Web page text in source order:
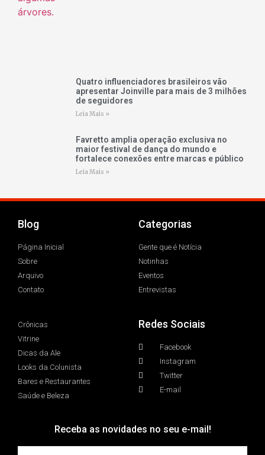
Quatro influenciadores brasileiros vão
apresentar Joinville para mais de 3 milhões
de seguidores
Leia Mais »
Favretto amplia operação exclusiva no
maior festival de dança do mundo e
fortalece conexões entre marcas e público
Leia Mais »
Blog
Página Inicial
Sobre
Arquivo
Contato
Categorias
Gente que é Notícia
Notinhas
Eventos
Entrevistas
Crônicas
Vitrine
Dicas da Ale
Looks da Colunista
Bares e Restaurantes
Saúde e Beleza
Redes Sociais
Facebook
Instagram
Twitter
E-mail
Receba as novidades no seu e-mail!